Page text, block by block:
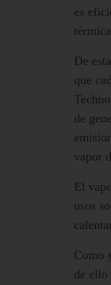
es
De
que
de
vapor
El
usos
Como
de ello